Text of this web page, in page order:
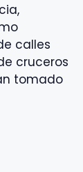
calles
cruceros
tomado